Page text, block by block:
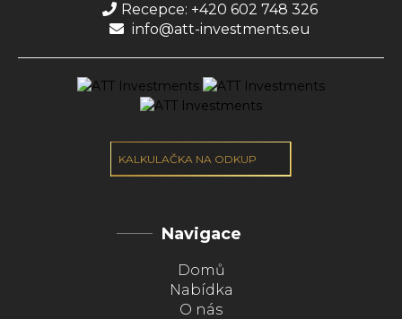
Recepce: +420 602 748 326
info@att-investments.eu
KALKULAČKA NA ODKUP
Navigace
Domů
Nabídka
O nás